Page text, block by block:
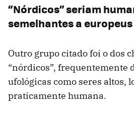
“Nórdicos” seriam
semelhantes a europeus
Outro grupo citado foi o dos
“nórdicos”, frequentemente
ufológicas como seres altos,
praticamente humana.